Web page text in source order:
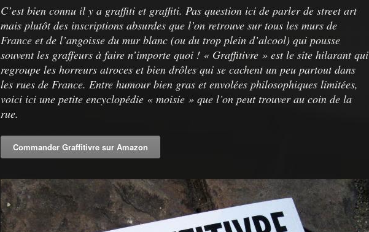
C’est bien connu il y a graffiti et graffiti. Pas question ici de parler de street art
mais plutôt des inscriptions absurdes que l’on retrouve sur tous les murs de
France et de l’angoisse du mur blanc (ou du trop plein d’alcool) qui pousse
souvent les graffeurs à faire n’importe quoi ! « Graffitivre » est le site hilarant qui
regroupe les horreurs atroces et bien drôles qui se cachent un peu partout dans
les rues de France. Entre humour bien gras et envolées philosophiques limitées,
voici ici une petite encyclopédie « moisie » que l’on peut trouver au coin de la
rue.
Commander Graffitivre sur Amazon